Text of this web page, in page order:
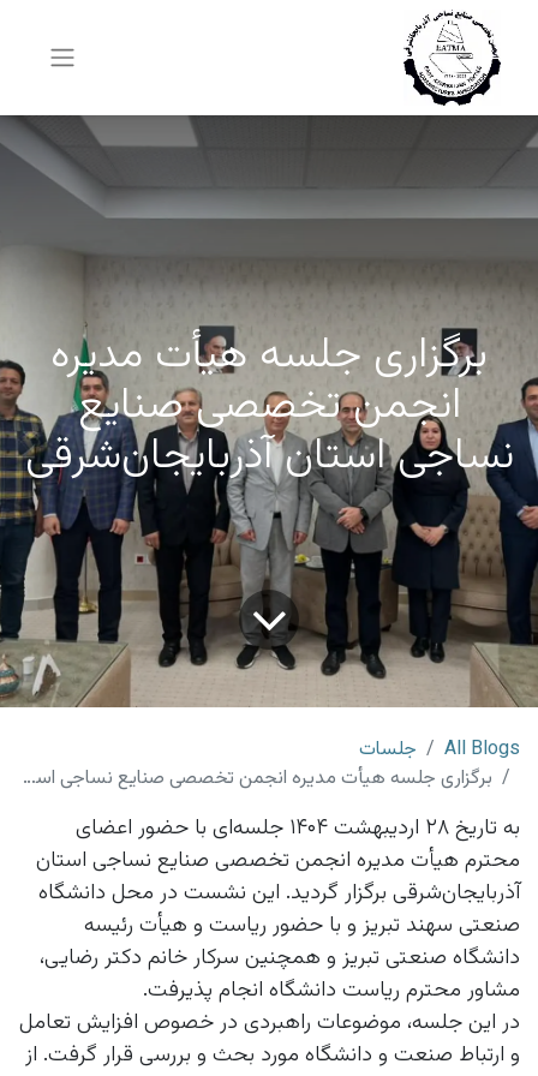
برگزاری جلسه هیأت مدیره
انجمن تخصصی صنایع
نساجی استان آذربایجان‌شرقی
All Blogs
جلسات
برگزاری جلسه هیأت مدیره انجمن تخصصی صنایع نساجی استان آذربایجان‌شرقی
به تاریخ ۲۸ اردیبهشت ۱۴۰۴ جلسه‌ای با حضور اعضای
محترم هیأت مدیره انجمن تخصصی صنایع نساجی استان
آذربایجان‌شرقی برگزار گردید. این نشست در محل دانشگاه
صنعتی سهند تبریز و با حضور ریاست و هیأت رئیسه
دانشگاه صنعتی تبریز و همچنین سرکار خانم دکتر رضایی،
مشاور محترم ریاست دانشگاه انجام پذیرفت.
در این جلسه، موضوعات راهبردی در خصوص افزایش تعامل
و ارتباط صنعت و دانشگاه مورد بحث و بررسی قرار گرفت. از